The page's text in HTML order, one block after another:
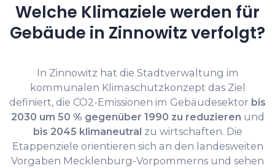
Welche Klimaziele werden für
Gebäude in Zinnowitz verfolgt?
In Zinnowitz hat die Stadtverwaltung im
kommunalen Klimaschutzkonzept das Ziel
definiert, die CO2-Emissionen im Gebäudesektor bis
2030 um 50 % gegenüber 1990 zu reduzieren und
bis 2045 klimaneutral zu wirtschaften. Die
Etappenziele orientieren sich an den landesweiten
Vorgaben Mecklenburg-Vorpommerns und sehen